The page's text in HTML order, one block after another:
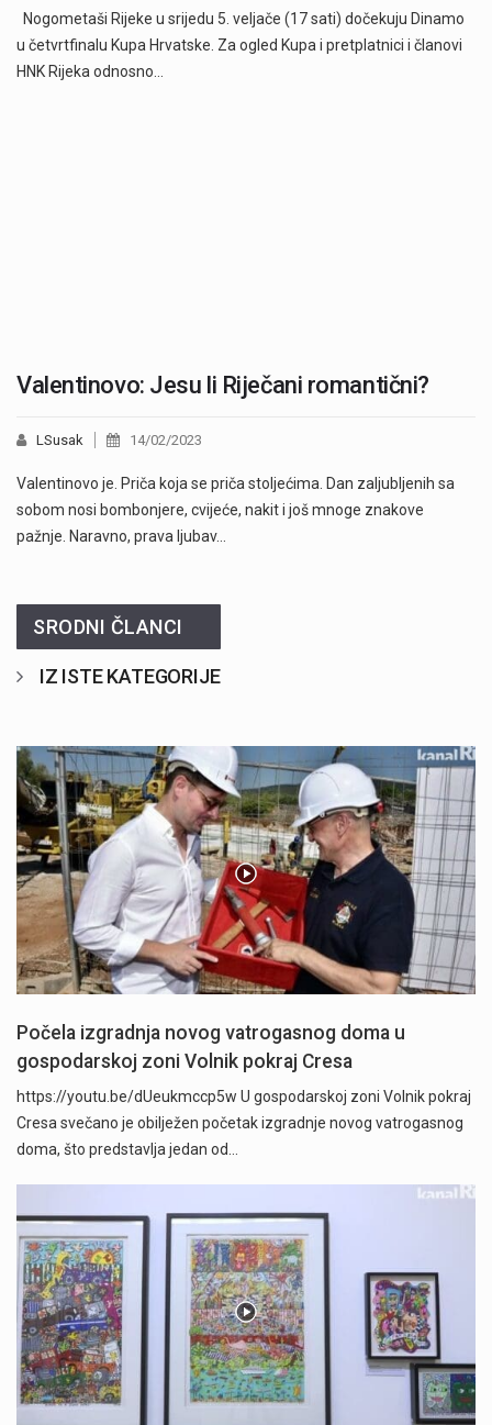
Nogometaši Rijeke u srijedu 5. veljače (17 sati) dočekuju Dinamo
u četvrtfinalu Kupa Hrvatske. Za ogled Kupa i pretplatnici i članovi
HNK Rijeka odnosno…
Valentinovo: Jesu li Riječani romantični?
LSusak 14/02/2023
Valentinovo je. Priča koja se priča stoljećima. Dan zaljubljenih sa
sobom nosi bombonjere, cvijeće, nakit i još mnoge znakove
pažnje. Naravno, prava ljubav…
SRODNI ČLANCI
IZ ISTE KATEGORIJE
Počela izgradnja novog vatrogasnog doma u
gospodarskoj zoni Volnik pokraj Cresa
https://youtu.be/dUeukmccp5w U gospodarskoj zoni Volnik pokraj
Cresa svečano je obilježen početak izgradnje novog vatrogasnog
doma, što predstavlja jedan od…